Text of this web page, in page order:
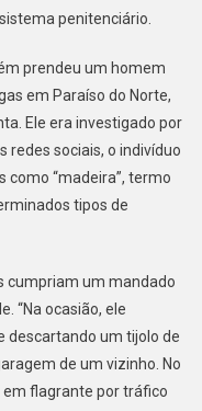
penitenciário.
prendeu um homem
em Paraíso do Norte,
Ele era investigado por
redes sociais, o indivíduo
como “madeira”, termo
tipos de
cumpriam um mandado
“Na ocasião, ele
descartando um tijolo de
de um vizinho. No
flagrante por tráfico